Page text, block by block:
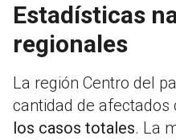
Estadísticas
regionales
La región Centro del
cantidad de afectados
los casos totales. La